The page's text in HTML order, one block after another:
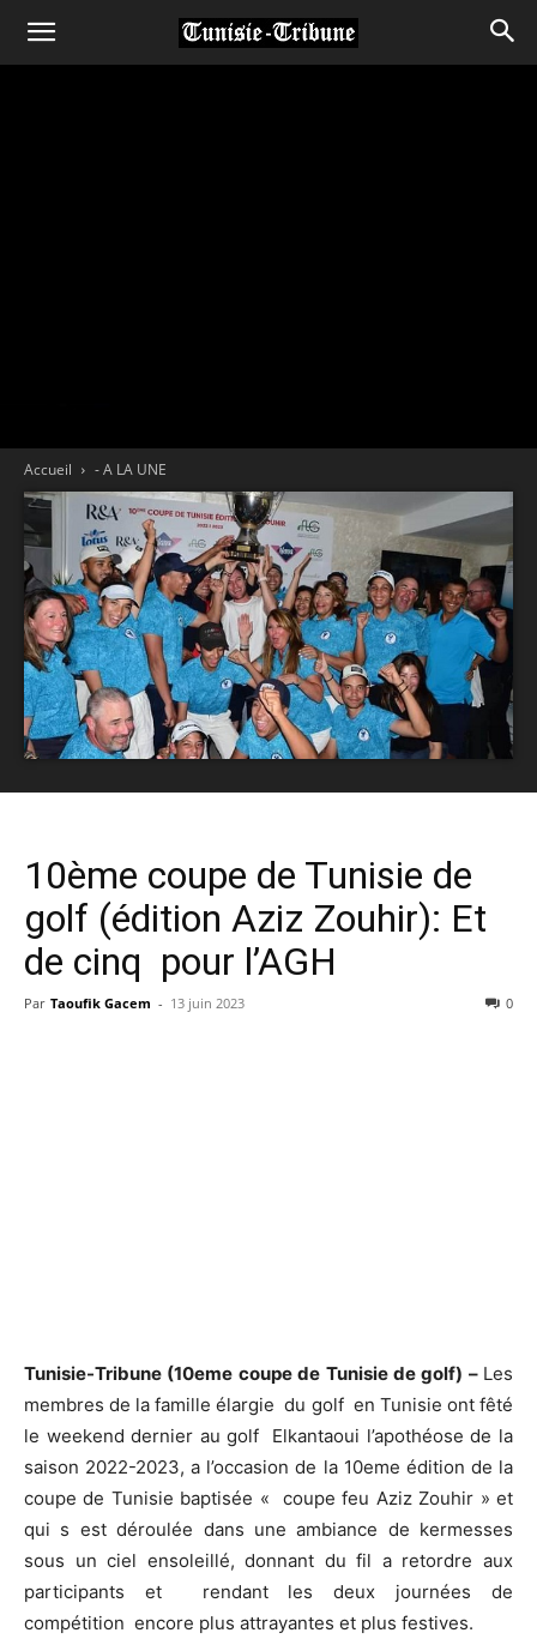
Accueil - A LA UNE
10ème coupe de Tunisie de
golf (édition Aziz Zouhir): Et
de cinq pour l’AGH
Par Taoufik Gacem - 13 juin 2023 0
Tunisie-Tribune (10eme coupe de Tunisie de golf) – Les
membres de la famille élargie du golf en Tunisie ont fêté
le weekend dernier au golf Elkantaoui l’apothéose de la
saison 2022-2023, a l’occasion de la 10eme édition de la
coupe de Tunisie baptisée « coupe feu Aziz Zouhir » et
qui s est déroulée dans une ambiance de kermesses
sous un ciel ensoleillé, donnant du fil a retordre aux
participants et rendant les deux journées de
compétition encore plus attrayantes et plus festives.